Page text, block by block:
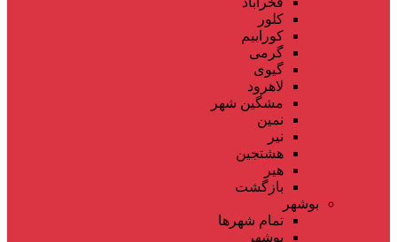
کلور
کوراییم
گرمی
گیوی
لاهرود
مشگین شهر
نمین
نیر
هشتجین
هیر
بازگشت
بوشهر
تمام شهر‌ها
بوشهر